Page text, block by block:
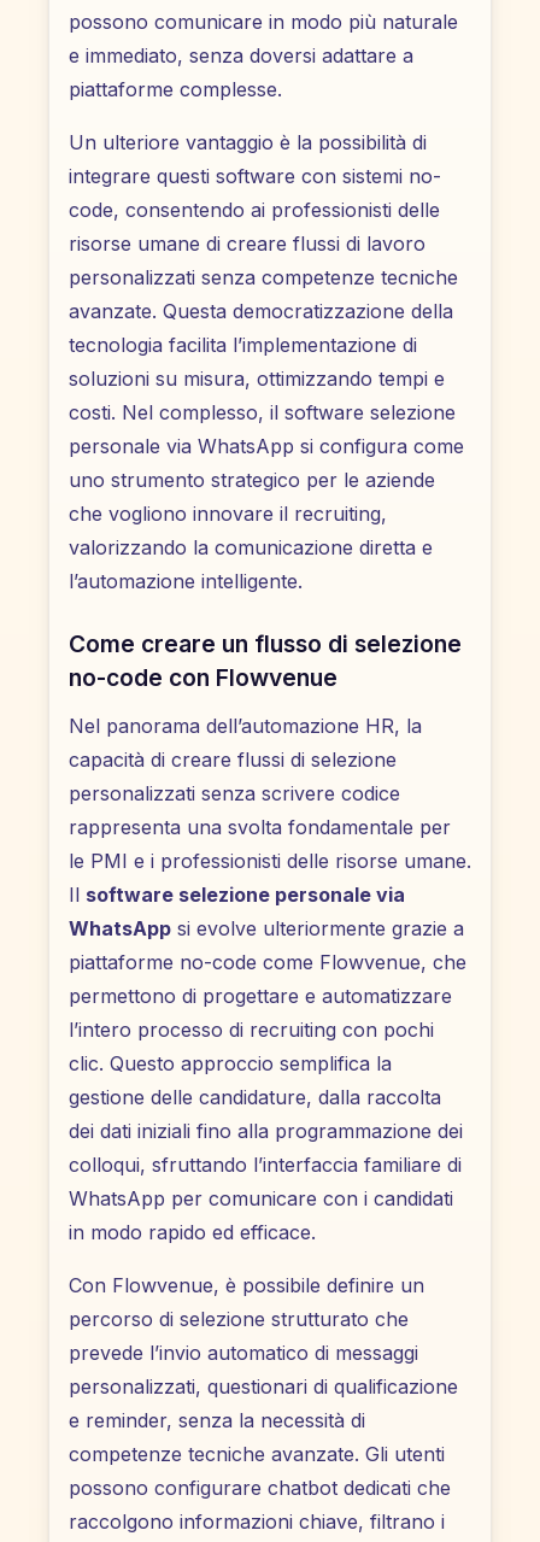
possono comunicare in modo più naturale
e immediato, senza doversi adattare a
piattaforme complesse.
Un ulteriore vantaggio è la possibilità di
integrare questi software con sistemi no-
code, consentendo ai professionisti delle
risorse umane di creare flussi di lavoro
personalizzati senza competenze tecniche
avanzate. Questa democratizzazione della
tecnologia facilita l’implementazione di
soluzioni su misura, ottimizzando tempi e
costi. Nel complesso, il software selezione
personale via WhatsApp si configura come
uno strumento strategico per le aziende
che vogliono innovare il recruiting,
valorizzando la comunicazione diretta e
l’automazione intelligente.
Come creare un flusso di selezione
no-code con Flowvenue
Nel panorama dell’automazione HR, la
capacità di creare flussi di selezione
personalizzati senza scrivere codice
rappresenta una svolta fondamentale per
le PMI e i professionisti delle risorse umane.
Il software selezione personale via
WhatsApp si evolve ulteriormente grazie a
piattaforme no-code come Flowvenue, che
permettono di progettare e automatizzare
l’intero processo di recruiting con pochi
clic. Questo approccio semplifica la
gestione delle candidature, dalla raccolta
dei dati iniziali fino alla programmazione dei
colloqui, sfruttando l’interfaccia familiare di
WhatsApp per comunicare con i candidati
in modo rapido ed efficace.
Con Flowvenue, è possibile definire un
percorso di selezione strutturato che
prevede l’invio automatico di messaggi
personalizzati, questionari di qualificazione
e reminder, senza la necessità di
competenze tecniche avanzate. Gli utenti
possono configurare chatbot dedicati che
raccolgono informazioni chiave, filtrano i